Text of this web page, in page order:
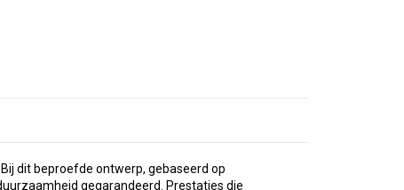
dit beproefde ontwerp, gebaseerd op
gegarandeerd. Prestaties die